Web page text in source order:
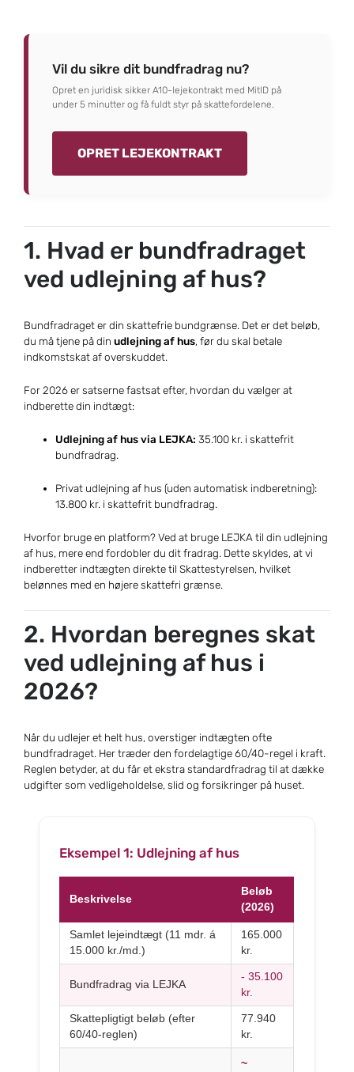
Vil du sikre dit bundfradrag nu?
Opret en juridisk sikker A10-lejekontrakt med MitID på
under 5 minutter og få fuldt styr på skattefordelene.
OPRET LEJEKONTRAKT
1. Hvad er bundfradraget
ved udlejning af hus?
Bundfradraget er din skattefrie bundgrænse. Det er det beløb,
du må tjene på din udlejning af hus, før du skal betale
indkomstskat af overskuddet.
For 2026 er satserne fastsat efter, hvordan du vælger at
indberette din indtægt:
Udlejning af hus via LEJKA: 35.100 kr. i skattefrit
bundfradrag.
Privat udlejning af hus (uden automatisk indberetning):
13.800 kr. i skattefrit bundfradrag.
Hvorfor bruge en platform? Ved at bruge LEJKA til din udlejning
af hus, mere end fordobler du dit fradrag. Dette skyldes, at vi
indberetter indtægten direkte til Skattestyrelsen, hvilket
belønnes med en højere skattefri grænse.
2. Hvordan beregnes skat
ved udlejning af hus i
2026?
Når du udlejer et helt hus, overstiger indtægten ofte
bundfradraget. Her træder den fordelagtige 60/40-regel i kraft.
Reglen betyder, at du får et ekstra standardfradrag til at dække
udgifter som vedligeholdelse, slid og forsikringer på huset.
Eksempel 1: Udlejning af hus
Beskrivelse
Beløb
(2026)
Samlet lejeindtægt (11 mdr. á
15.000 kr./md.)
165.000
kr.
Bundfradrag via LEJKA
- 35.100
kr.
Skattepligtigt beløb (efter
60/40-reglen)
77.940
kr.
~